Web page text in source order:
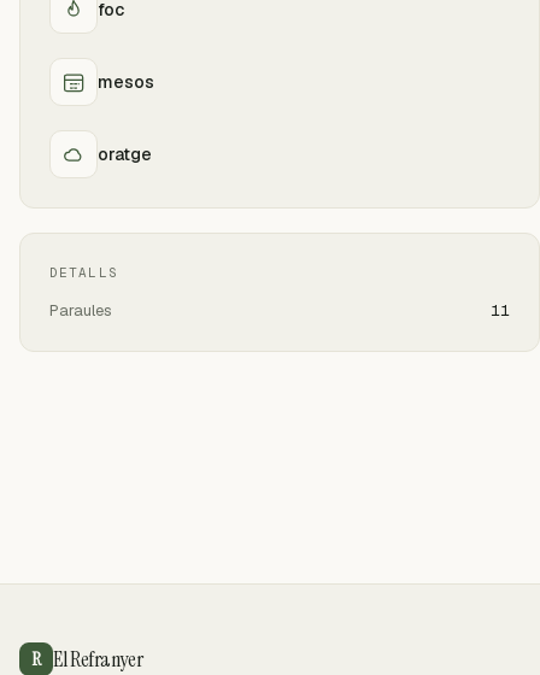
foc
mesos
oratge
DETALLS
Paraules 11
R El Refranyer